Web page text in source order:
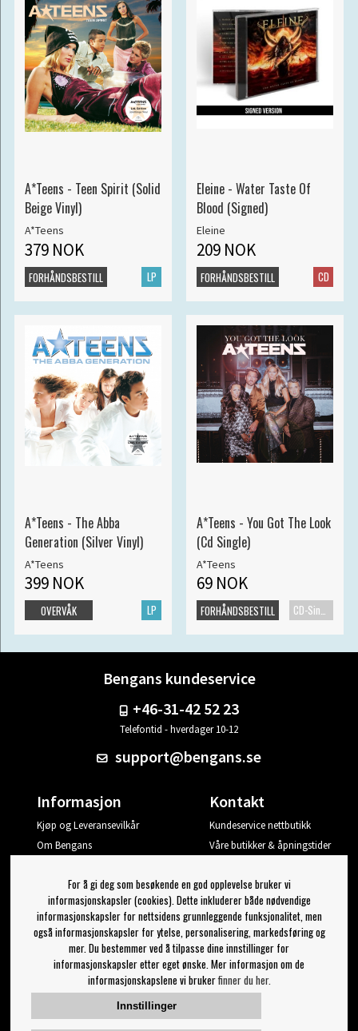
A*Teens - Teen Spirit (Solid
Beige Vinyl)
A*Teens
379 NOK
LP
FORHÅNDSBESTILL
Eleine - Water Taste Of
Blood (Signed)
Eleine
209 NOK
CD
FORHÅNDSBESTILL
A*Teens - The Abba
Generation (Silver Vinyl)
A*Teens
399 NOK
LP
OVERVÅK
A*Teens - You Got The Look
(Cd Single)
A*Teens
69 NOK
CD-Singel
FORHÅNDSBESTILL
Bengans kundeservice
+46-31-42 52 23
Telefontid - hverdager 10-12
support@bengans.se
Informasjon
Kjøp og Leveransevilkår
Om Bengans
Kontakt
Kundeservice nettbutikk
Våre butikker & åpningstider
Logg ut
Jeg vil ha tips fra Bengans
OK
Innstillinger for nyhetsbrev
For å gi deg som besøkende en god opplevelse bruker vi
informasjonskapsler (cookies). Dette inkluderer både nødvendige
informasjonskapsler for nettsidens grunnleggende funksjonalitet, men
også informasjonskapsler for ytelse, personalisering, markedsføring og
mer. Du bestemmer ved å tilpasse dine innstillinger for
informasjonskapsler etter eget ønske. Mer informasjon om de
informasjonskapslene vi brukerfinner du her.
Innstillinger